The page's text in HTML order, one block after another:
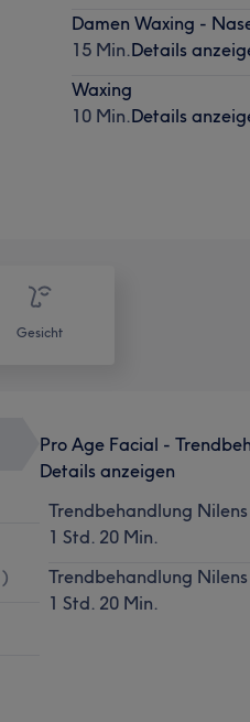
Damen Waxing -
15 Min.Details
Waxing
10 Min.Details
Gesicht
)
Pro Age Facial -
Details anzeigen
Trendbehandlung
1 Std. 20 Min.
Trendbehandlung
1 Std. 20 Min.